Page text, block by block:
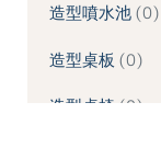
造型噴水池 0
造型桌板 0
造型桌椅 0